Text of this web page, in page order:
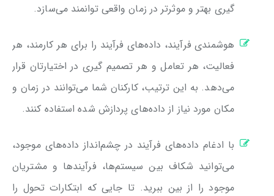
گیری بهتر و موثرتر در زمان واقعی توانمند می‌سازد.
هوشمندی فرآیند، داده‌های فرآیند را برای هر کارمند، هر
فعالیت، هر تعامل و هر تصمیم گیری در اختیارتان قرار
می‌دهد. به این ترتیب، کارکنان شما می‌توانند در زمان و
مکان مورد نیاز از داده‌های پردازش شده استفاده کنند.
با ادغام داده‌های فرآیند در چشم‌انداز داده‌های موجود،
می‌توانید شکاف بین سیستم‌ها، فرآیندها و مشتریان
موجود را از بین ببرید. تا جایی که ابتکارات تحول را